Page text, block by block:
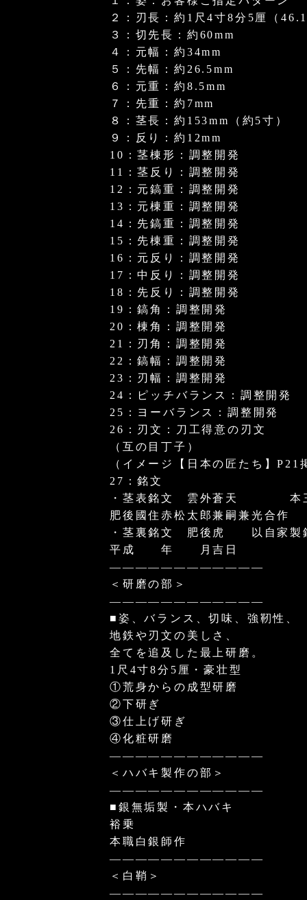
２：刃長：約1尺4寸8分5厘（
３：切先長：約60mm
４：元幅：約34mm
５：先幅：約26.5mm
６：元重：約8.5mm
７：先重：約7mm
８：茎長：約153mm（約5寸）
９：反り：約12mm
10：茎棟形：調整開発
11：茎反り：調整開発
12：元鎬重：調整開発
13：元棟重：調整開発
14：先鎬重：調整開発
15：先棟重：調整開発
16：元反り：調整開発
17：中反り：調整開発
18：先反り：調整開発
19：鎬角：調整開発
20：棟角：調整開発
21：刃角：調整開発
22：鎬幅：調整開発
23：刃幅：調整開発
24：ピッチバランス：調整開発
25：ヨーバランス：調整開発
26：刃文：刀工得意の刃文
（互の目丁子）
（イメージ【日本の匠たち】P21
27：銘文
・茎表銘文 雲外蒼天 本
肥後國住赤松太郎兼嗣兼光合作
・茎裏銘文 肥後虎 以自家製
平成 年 月吉日
————————————
＜研磨の部＞
————————————
■姿、バランス、切味、強靭性、
地鉄や刃文の美しさ、
全てを追及した最上研磨。
1尺4寸8分5厘・豪壮型
①荒身からの成型研磨
②下研ぎ
③仕上げ研ぎ
④化粧研磨
————————————
＜ハバキ製作の部＞
————————————
■銀無垢製・本ハバキ
裕乗
本職白銀師作
————————————
＜白鞘＞
————————————